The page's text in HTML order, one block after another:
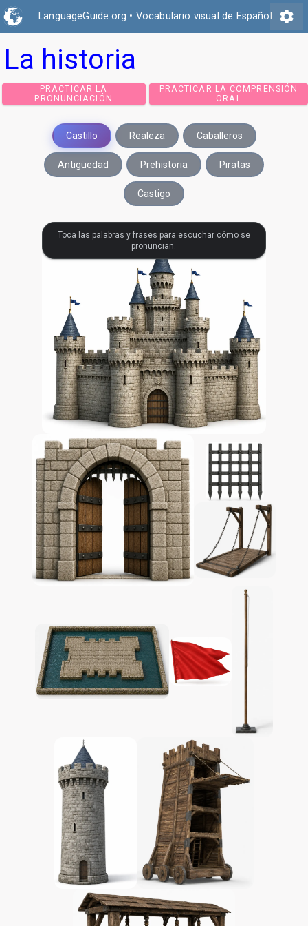
LanguageGuide.org • Vocabulario visual de Español settings
La historia
PRACTICAR LA
PRACTICAR LA
Castillo Realeza Caballeros
Antigüedad Prehistoria Piratas
Castigo
Toca las palabras y frases para escuchar cómo se
pronuncian.